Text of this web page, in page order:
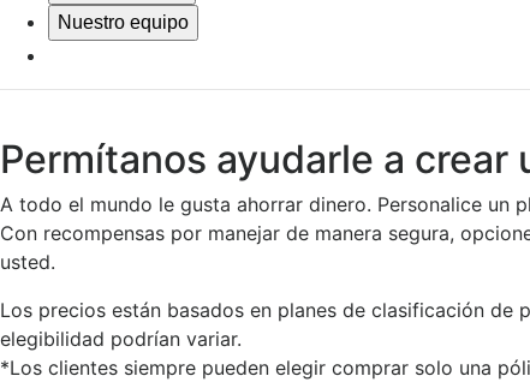
Nuestro equipo
Permítanos ayudarle a crear
A todo el mundo le gusta ahorrar dinero. Personalice un
Con recompensas por manejar de manera segura,
usted.
Los precios están basados en planes de clasificación
elegibilidad podrían variar.
*Los clientes siempre pueden elegir comprar solo una